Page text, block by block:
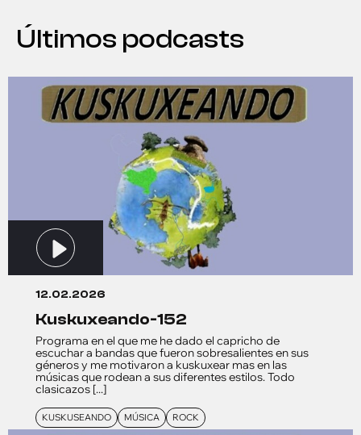
Últimos podcasts
12.02.2026
kuskuxeando-152
Programa en el que me he dado el capricho de
escuchar a bandas que fueron sobresalientes en sus
géneros y me motivaron a kuskuxear mas en las
músicas que rodean a sus diferentes estilos. Todo
clasicazos [...]
KUSKUSEANDO MÚSICA ROCK